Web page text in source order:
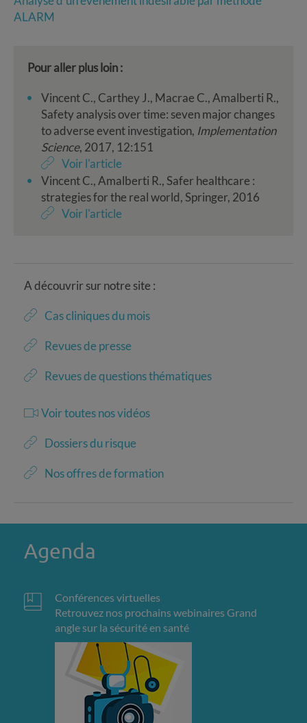
ALARM
Pour aller plus loin :
Vincent C., Carthey J., Macrae C., Amalberti R.,
Safety analysis over time: seven major changes
to adverse event investigation, Implementation
Science, 2017, 12:151
Voir l'article
Vincent C., Amalberti R., Safer healthcare :
strategies for the real world, Springer, 2016
Voir l'article
A découvrir sur notre site :
Cas cliniques du mois
Revues de presse
Revues de questions thématiques
Voir toutes nos vidéos
Dossiers du risque
Nos offres de formation
Agenda
Conférences virtuelles
Retrouvez nos prochains webinaires Grand
angle sur la sécurité en santé